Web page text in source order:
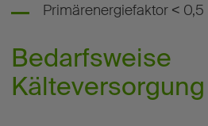
Primärenergiefaktor < 0,5
Bedarfsweise
Kälteversorgung